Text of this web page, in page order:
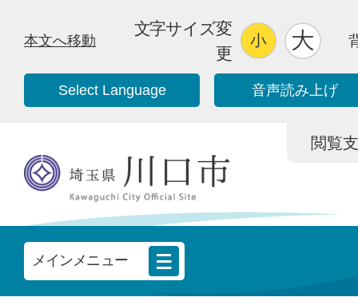
本文へ移動
文字サイズ変
更
Select Language 音声読み上げ
閲覧
メインメニュー